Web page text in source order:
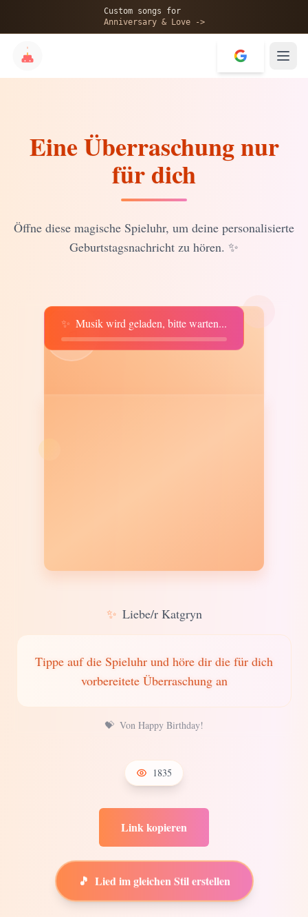
Custom songs for
Anniversary & Love ->
Eine Überraschung nur
für dich
Öffne diese magische Spieluhr, um deine personalisierte
Geburtstagsnachricht zu hören. ✨
♫
✨ Musik wird geladen, bitte warten...
✨ Liebe/r Katgryn
Tippe auf die Spieluhr und höre dir die für dich
vorbereitete Überraschung an
💝 Von Happy Birthday!
1835
Link kopieren
🎵 Lied im gleichen Stil erstellen